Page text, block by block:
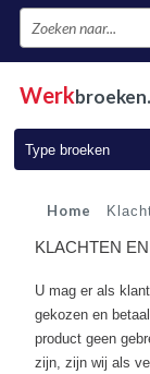
Werk
Type broeken
Werkbroeken
Werkbroeken met
Werkjeans
Korte Werkbroeken
Home
KLACHTEN
U mag er als
gekozen en
product geen
zijn, zijn wij als